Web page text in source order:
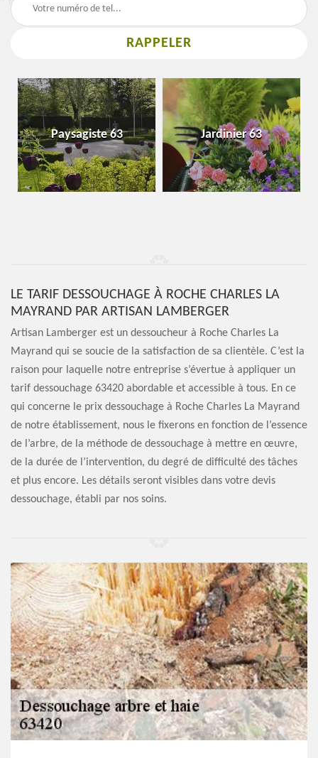
Paysagiste 63 Jardinier 63
LE TARIF DESSOUCHAGE À ROCHE CHARLES LA
MAYRAND PAR ARTISAN LAMBERGER
Artisan Lamberger est un dessoucheur à Roche Charles La
Mayrand qui se soucie de la satisfaction de sa clientèle. C’est la
raison pour laquelle notre entreprise s’évertue à appliquer un
tarif dessouchage 63420 abordable et accessible à tous. En ce
qui concerne le prix dessouchage à Roche Charles La Mayrand
de notre établissement, nous le fixerons en fonction de l’essence
de l’arbre, de la méthode de dessouchage à mettre en œuvre,
de la durée de l’intervention, du degré de difficulté des tâches
et plus encore. Les détails seront visibles dans votre devis
dessouchage, établi par nos soins.